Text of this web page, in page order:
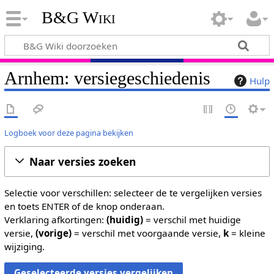
B&G Wiki
Hulp
Arnhem: versiegeschiedenis
Logboek voor deze pagina bekijken
Naar versies zoeken
Selectie voor verschillen: selecteer de te vergelijken versies
en toets ENTER of de knop onderaan.
Verklaring afkortingen: (huidig)= verschil met huidige
versie, (vorige)= verschil met voorgaande versie, k= kleine
wijziging.